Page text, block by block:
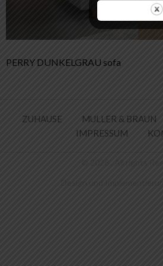
Beitrags-
PERRY DUNKELGRAU sofa
ZUHAUSE MULLER & BRAUN
IMPRESSUM